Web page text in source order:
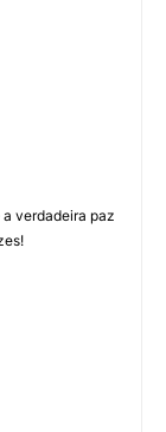
verdadeira paz